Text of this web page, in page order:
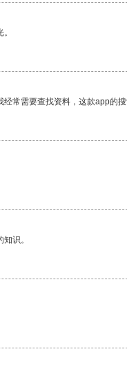
常需要查找资料，这款app的
识。